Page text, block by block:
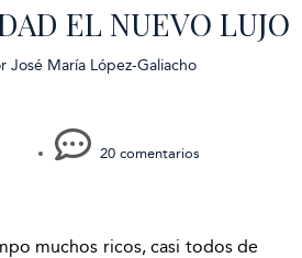
EL NUEVO LUJO
José María López-Galiacho
20 comentarios
muchos ricos, casi todos de